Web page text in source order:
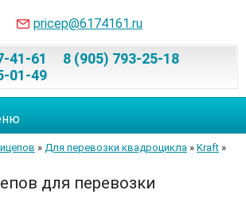
pricep@6174161.ru
41-61
8 (905) 793-25-18
01-49
» Для перевозки квадроцикла » Kraft »
для перевозки